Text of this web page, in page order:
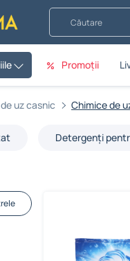
Căutare
Promoții
uz casnic Chimice de
Detergenți